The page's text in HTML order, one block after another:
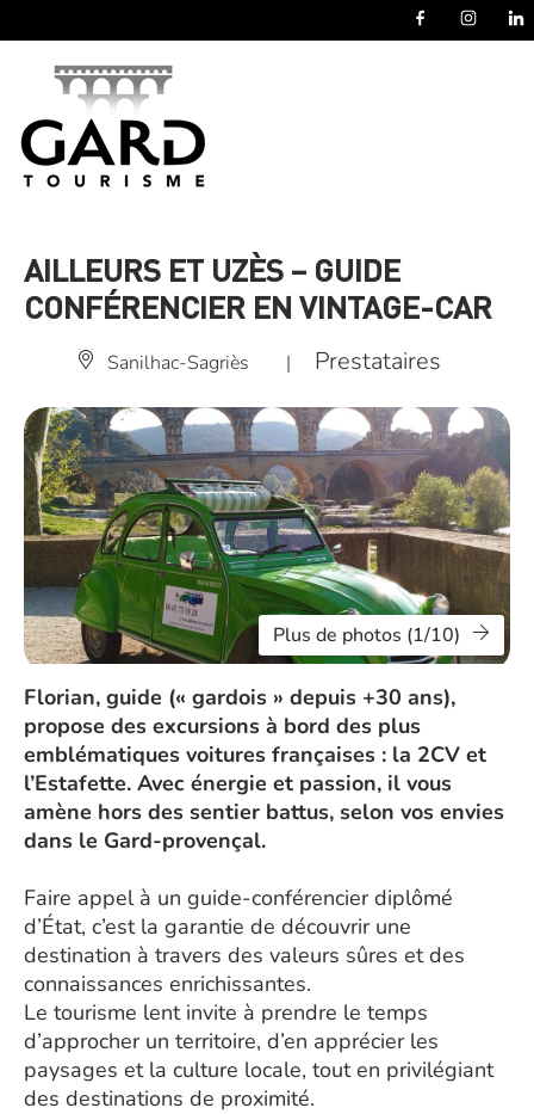
AILLEURS ET UZÈS – GUIDE
CONFÉRENCIER EN VINTAGE-CAR
Sanilhac-Sagriès | Prestataires
Plus de photos (1/10)
Florian, guide (« gardois » depuis +30 ans),
propose des excursions à bord des plus
emblématiques voitures françaises : la 2CV et
l’Estafette. Avec énergie et passion, il vous
amène hors des sentier battus, selon vos envies
dans le Gard-provençal.
Faire appel à un guide-conférencier diplômé
d’État, c’est la garantie de découvrir une
destination à travers des valeurs sûres et des
connaissances enrichissantes.
Le tourisme lent invite à prendre le temps
d’approcher un territoire, d’en apprécier les
paysages et la culture locale, tout en privilégiant
des destinations de proximité.